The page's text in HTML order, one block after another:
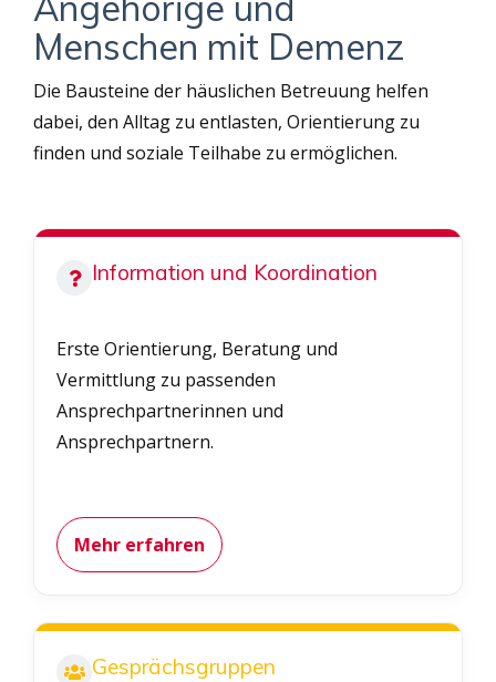
Menschen mit Demenz
Die Bausteine der häuslichen Betreuung helfen
dabei, den Alltag zu entlasten, Orientierung zu
finden und soziale Teilhabe zu ermöglichen.
Information und Koordination
Erste Orientierung, Beratung und
Vermittlung zu passenden
Ansprechpartnerinnen und
Ansprechpartnern.
Mehr erfahren
Gesprächsgruppen